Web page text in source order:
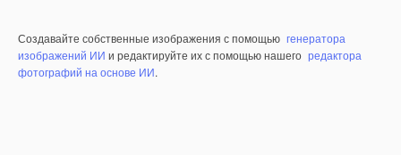
Создавайте собственные изображения с помощью генератора
изображений ИИ и редактируйте их с помощью нашего редактора
фотографий на основе ИИ.